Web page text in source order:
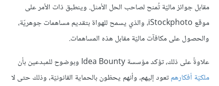
مقابل جوائز ماليّة تُمنح لصاحب الحل الأمثل. وينطبق ذات الأمر على
موقع iStockphoto، والذي يسمح للهواة بتقديم مساهمات جوهريّة،
والحصول على مكافآت ماليّة مقابل هذه المساهمات.
علاوةً على ذلك، تؤكد مؤسسة Idea Bounty وبوضوح للمبدعين بأن
ملكيّة أفكارهمتعود إليهم، وأنهم يحظون بالحماية القانونيّة، وذلك حتى لا